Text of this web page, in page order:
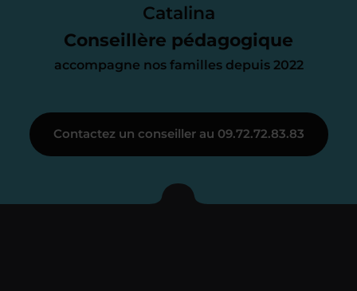
Catalina
Conseillère pédagogique
accompagne nos familles depuis 2022
parfait. À partir de maintenant nous
nous occupons de tout.
Je vous présente votre
enseignant sous 72
Contactez un conseiller au 09.72.72.83.83